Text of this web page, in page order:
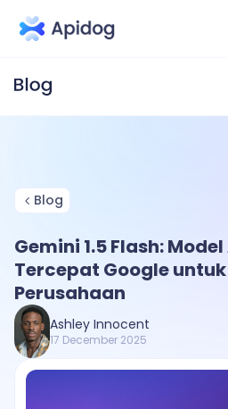
Blog
Gemini 1.5 Flash:
Tercepat Google
Perusahaan
Ashley Innocent
17 December 2025